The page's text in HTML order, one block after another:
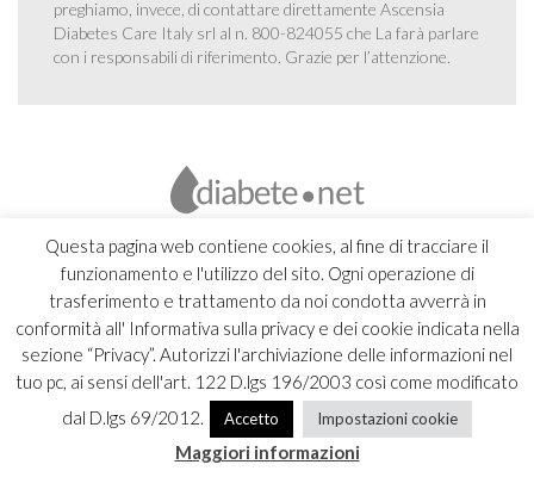
Questa pagina web contiene cookies, al fine di tracciare il
funzionamento e l'utilizzo del sito. Ogni operazione di
trasferimento e trattamento da noi condotta avverrà in
conformità all' Informativa sulla privacy e dei cookie indicata nella
sezione “Privacy”. Autorizzi l'archiviazione delle informazioni nel
tuo pc, ai sensi dell'art. 122 D.lgs 196/2003 così come modificato
dal D.lgs 69/2012.
Accetto Impostazioni cookie
Maggiori informazioni
preghiamo, invece, di contattare direttamente Ascensia
Diabetes Care Italy srl al n. 800-824055 che La farà parlare
con i responsabili di riferimento. Grazie per l’attenzione.
Copyright 2026 Ascensia Diabetes Care Italy srl |Credits